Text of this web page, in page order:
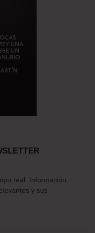
real. Información,
y sus